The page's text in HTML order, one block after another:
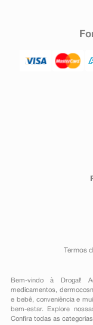
Termos
Bem-vindo à Drogal!
medicamentos ,
e bebê, conveniênciae
bem-estar. Explore
Confira todas as